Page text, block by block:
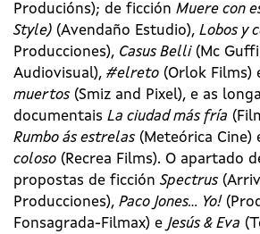
Producións); de ficción Muere con
Style) (Avendaño Estudio), Lobos y
Producciones), Casus Belli(Mc
Audiovisual), #elreto (Orlok Films)
muertos(Smiz and Pixel), e as
documentais La ciudad más fría
Rumbo ás estrelas(Meteórica Cine)
coloso (Recrea Films). O apartado
propostas de ficción Spectrus
Producciones), Paco Jones… Yo!
Fonsagrada-Filmax) e Jesús & Eva